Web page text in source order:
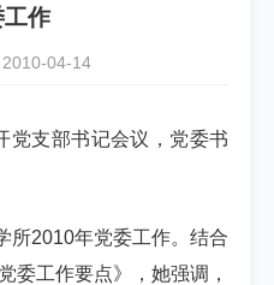
工作
04-14
党支部书记会议，党委书
所2010年党委工作。结合
委工作要点》，她强调，